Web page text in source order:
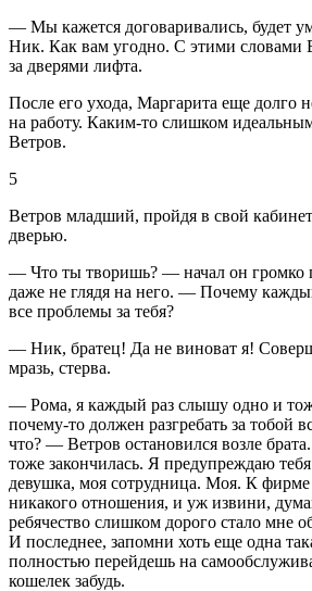
— Мы кажется договаривались, будет
Ник. Как вам угодно. С этими словами
за дверями лифта.
После его ухода, Маргарита еще долго
на работу. Каким-то слишком
Ветров.
5
Ветров младший, пройдя в свой
дверью.
— Что ты творишь? — начал он громко
даже не глядя на него. — Почему
все проблемы за тебя?
— Ник, братец! Да не виноват я!
мразь, стерва.
— Рома, я каждый раз слышу одно и
почему-то должен разгребать за тобой
что? — Ветров остановился возле
тоже закончилась. Я предупреждаю
девушка, моя сотрудница. Моя. К
никакого отношения, и уж извини,
ребячество слишком дорого стало мне
И последнее, запомни хоть еще одна
полностью перейдешь на
кошелек забудь.